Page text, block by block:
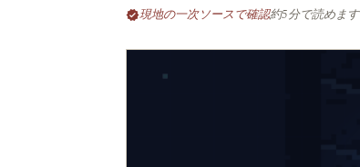
verified現地の一次ソースで確認約5分で読めます